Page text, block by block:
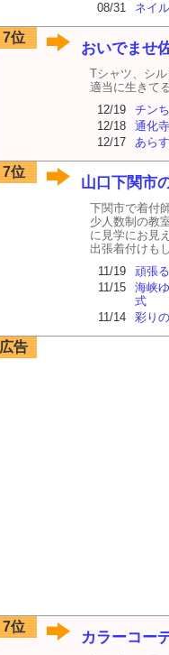
08/31
ネイ
7位
おいでませ
Tシャツ、シ
適当に生きて
12/19
チン
12/18
通化
12/17
あら
7位
山口下関市
下関市で着付
少人数制の教
に見学にお見
出張着付けも
11/19
頑張
11/15
海峡
式
11/14
彩り
広告
7位
カラーコー